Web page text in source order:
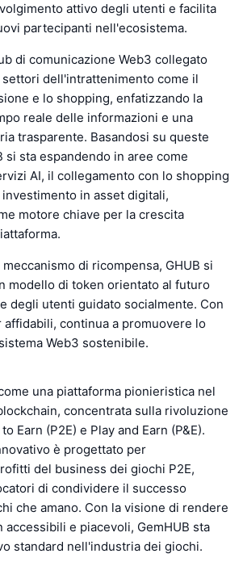
attivo degli utenti e facilita
partecipanti nell'ecosistema.
di comunicazione Web3 collegato
dell'intrattenimento come il
e lo shopping, enfatizzando la
reale delle informazioni e una
trasparente. Basandosi su queste
si sta espandendo in aree come
AI, il collegamento con lo shopping
in asset digitali,
motore chiave per la crescita
di ricompensa, GHUB si
modello di token orientato al futuro
degli utenti guidato socialmente. Con
continua a promuovere lo
Web3 sostenibile.
una piattaforma pionieristica nel
concentrata sulla rivoluzione
Earn (P2E) e Play and Earn (P&E).
è progettato per
del business dei giochi P2E,
di condividere il successo
che amano. Con la visione di rendere
accessibili e piacevoli, GemHUB sta
standard nell'industria dei giochi.